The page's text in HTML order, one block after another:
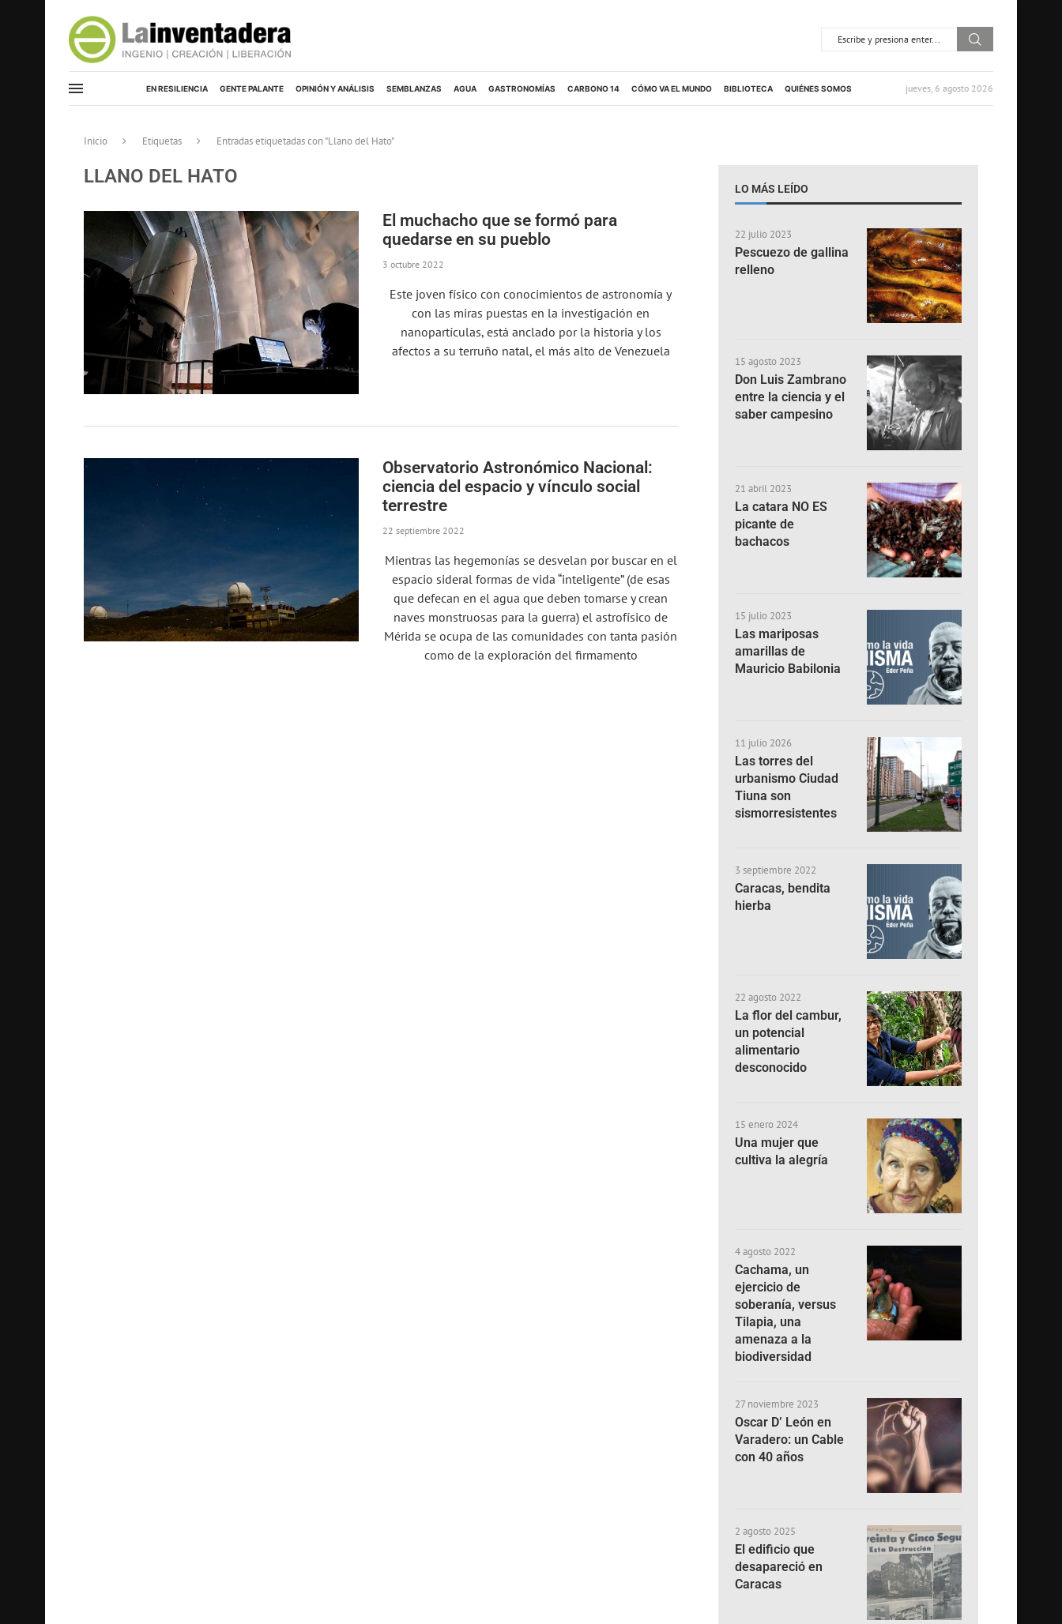
EN RESILIENCIA GENTE PALANTE OPINIÓN Y ANÁLISIS SEMBLANZAS AGUA GASTRONOMÍAS CARBONO 14 CÓMO VA EL MUNDO BIBLIOTECA QUIÉNES SOMOS jueves, 6 agosto 2026
Inicio Etiquetas Entradas etiquetadas con "Llano del Hato"
LLANO DEL HATO
El muchacho que se formó para
quedarse en su pueblo
3 octubre 2022
Este joven físico con conocimientos de astronomía y
con las miras puestas en la investigación en
nanopartículas, está anclado por la historia y los
afectos a su terruño natal, el más alto de Venezuela
Observatorio Astronómico Nacional:
ciencia del espacio y vínculo social
terrestre
22 septiembre 2022
Mientras las hegemonías se desvelan por buscar en el
espacio sideral formas de vida “inteligente” (de esas
que defecan en el agua que deben tomarse y crean
naves monstruosas para la guerra) el astrofísico de
Mérida se ocupa de las comunidades con tanta pasión
como de la exploración del firmamento
LO MÁS LEÍDO
22 julio 2023
Pescuezo de gallina
relleno
15 agosto 2023
Don Luis Zambrano
entre la ciencia y el
saber campesino
21 abril 2023
La catara NO ES
picante de
bachacos
15 julio 2023
Las mariposas
amarillas de
Mauricio Babilonia
11 julio 2026
Las torres del
urbanismo Ciudad
Tiuna son
sismorresistentes
3 septiembre 2022
Caracas, bendita
hierba
22 agosto 2022
La flor del cambur,
un potencial
alimentario
desconocido
15 enero 2024
Una mujer que
cultiva la alegría
4 agosto 2022
Cachama, un
ejercicio de
soberanía, versus
Tilapia, una
amenaza a la
biodiversidad
27 noviembre 2023
Oscar D’ León en
Varadero: un Cable
con 40 años
2 agosto 2025
El edificio que
desapareció en
Caracas